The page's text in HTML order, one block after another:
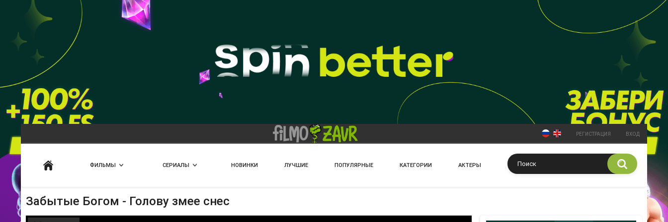
РЕГИСТРАЦИЯ ВХОД
ФИЛЬМЫ СЕРИАЛЫ НОВИНКИ ЛУЧШИЕ ПОПУЛЯРНЫЕ КАТЕГОРИИ АКТЕРЫ
Забытые Богом - Голову змее снес